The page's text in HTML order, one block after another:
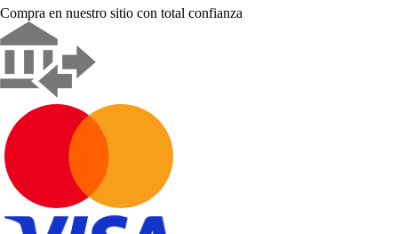
Compra en nuestro sitio con total confianza